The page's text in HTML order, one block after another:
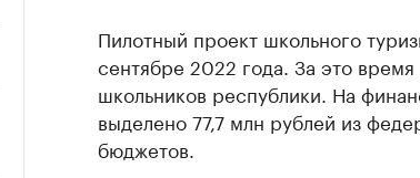
Пилотный проект школьного
сентябре 2022 года. За это
школьников республики. На
выделено 77,7 млн рублей из
бюджетов.